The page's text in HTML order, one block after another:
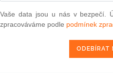
domácnostem) města Brna -
to bylo fair (rovný přístup) -
v některém vybraném ku
norem Ústava ČR - hovoří
Vaše data jsou u nás v bezpečí.
zpracováváme podle podmínek